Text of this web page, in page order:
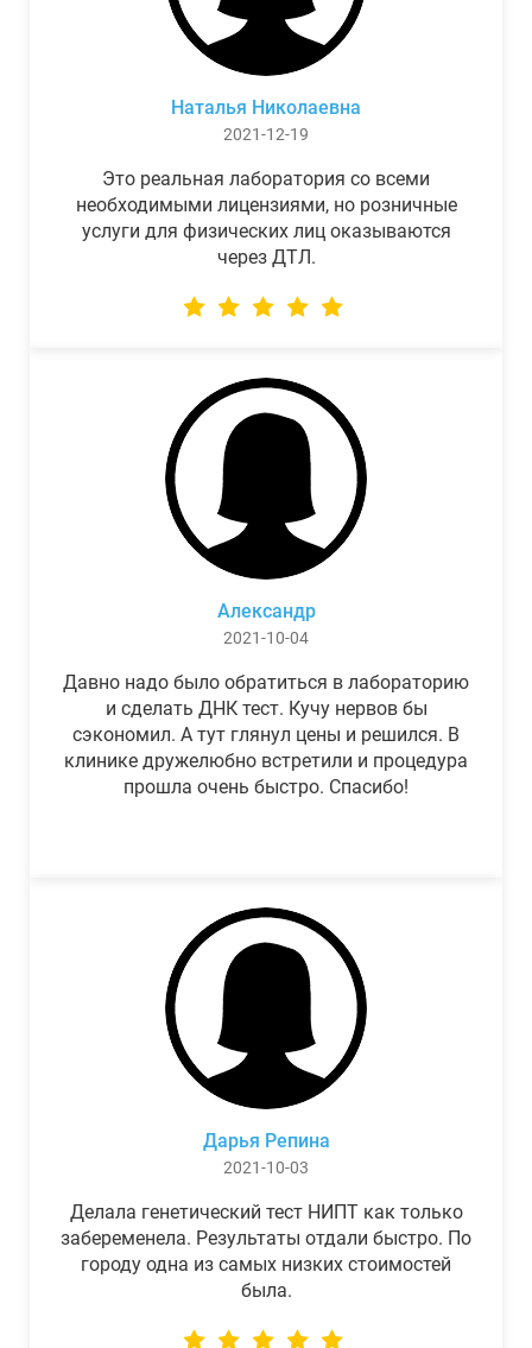
Наталья Николаевна
2021-12-19
Это реальная лаборатория со всеми
необходимыми лицензиями, но розничные
услуги для физических лиц оказываются
через ДТЛ.
Александр
2021-10-04
Давно надо было обратиться в лабораторию
и сделать ДНК тест. Кучу нервов бы
сэкономил. А тут глянул цены и решился. В
клинике дружелюбно встретили и процедура
прошла очень быстро. Спасибо!
Дарья Репина
2021-10-03
Делала генетический тест НИПТ как только
забеременела. Результаты отдали быстро. По
городу одна из самых низких стоимостей
была.